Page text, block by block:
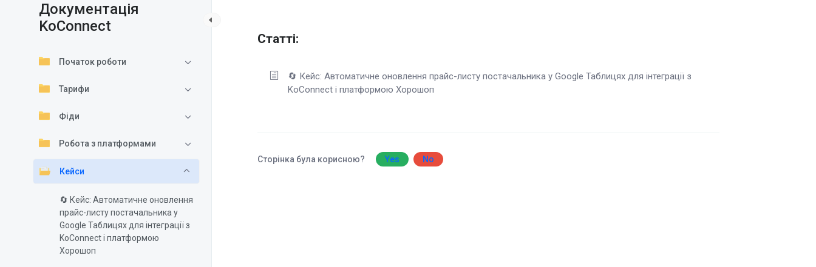
Документація
KoConnect
Початок роботи
Тарифи
Фіди
Робота з платформами
Кейси
🔄 Кейс: Автоматичне оновлення
прайс-листу постачальника у
Google Таблицях для інтеграції з
KoConnect і платформою
Хорошоп
Статті:
🔄 Кейс: Автоматичне оновлення прайс-листу постачальника у Google Таблицях для інтеграції з
KoConnect і платформою Хорошоп
Сторінка була корисною? Yes No